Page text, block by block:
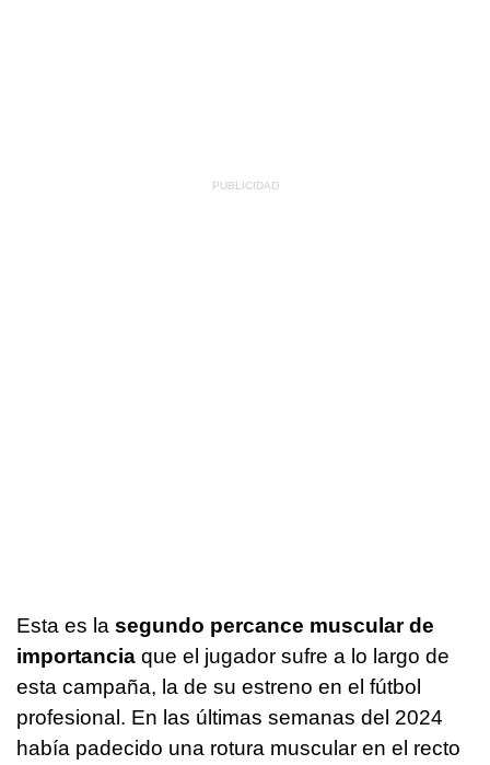
Esta es la segundo percance muscular de
importancia que el jugador sufre a lo largo de
esta campaña, la de su estreno en el fútbol
profesional. En las últimas semanas del 2024
había padecido una rotura muscular en el recto